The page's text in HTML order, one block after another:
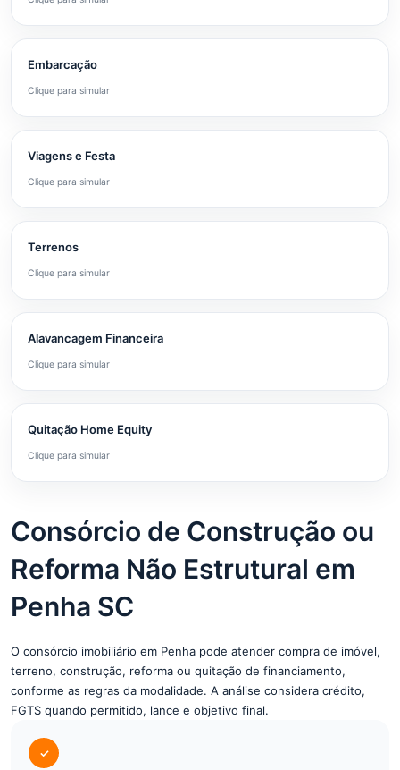
Embarcação
Clique para simular
Viagens e Festa
Clique para simular
Terrenos
Clique para simular
Alavancagem Financeira
Clique para simular
Quitação Home Equity
Clique para simular
Consórcio de Construção ou
Reforma Não Estrutural em
Penha SC
O consórcio imobiliário em Penha pode atender compra de imóvel,
terreno, construção, reforma ou quitação de financiamento,
conforme as regras da modalidade. A análise considera crédito,
FGTS quando permitido, lance e objetivo final.
✓